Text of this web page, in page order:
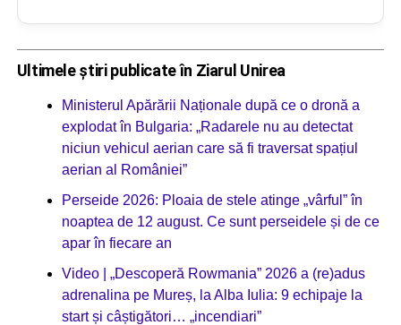
Ultimele știri publicate în Ziarul Unirea
Ministerul Apărării Naționale după ce o dronă a
explodat în Bulgaria: „Radarele nu au detectat
niciun vehicul aerian care să fi traversat spațiul
aerian al României”
Perseide 2026: Ploaia de stele atinge „vârful” în
noaptea de 12 august. Ce sunt perseidele și de ce
apar în fiecare an
Video | „Descoperă Rowmania” 2026 a (re)adus
adrenalina pe Mureș, la Alba Iulia: 9 echipaje la
start și câștigători… „incendiari”